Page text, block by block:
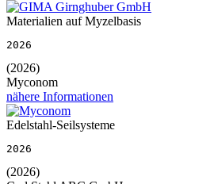
Materialien auf Myzelbasis
2026
(2026)
Myconom
nähere Informationen
Edelstahl-Seilsysteme
2026
(2026)